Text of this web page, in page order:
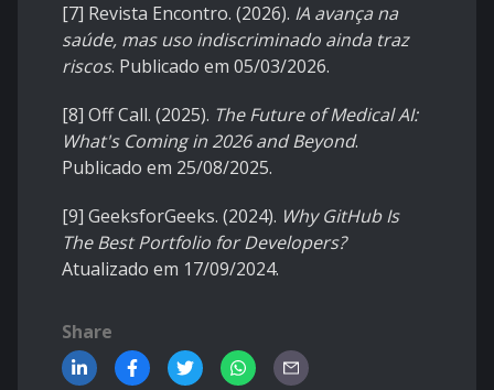
[7] Revista Encontro. (2026). IA avança na
saúde, mas uso indiscriminado ainda traz
riscos. Publicado em 05/03/2026.
[8] Off Call. (2025). The Future of Medical AI:
What's Coming in 2026 and Beyond.
Publicado em 25/08/2025.
[9] GeeksforGeeks. (2024). Why GitHub Is
The Best Portfolio for Developers?
Atualizado em 17/09/2024.
Share